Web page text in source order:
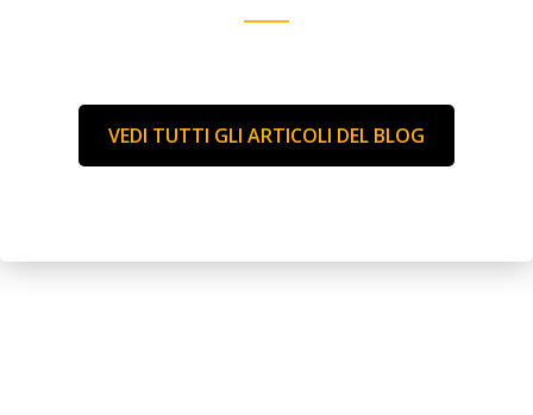
VEDI TUTTI GLI ARTICOLI DEL BLOG